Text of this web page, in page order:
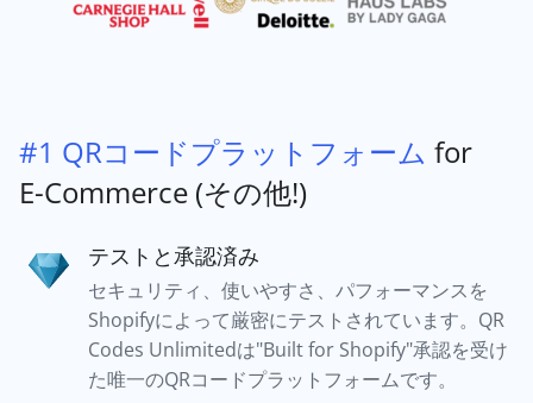
#1 QRコードプラットフォーム for
E-Commerce (その他!)
テストと承認済み
セキュリティ、使いやすさ、パフォーマンスを
Shopifyによって厳密にテストされています。QR
Codes Unlimitedは"Built for Shopify"承認を受け
た唯一のQRコードプラットフォームです。